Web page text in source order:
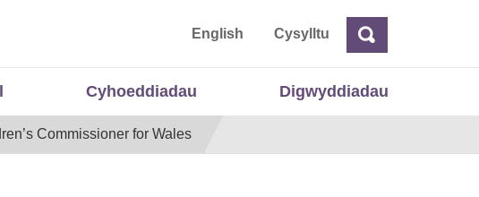
Data Cymru English CysylltuChwilio
Cyhoeddiadau Digwyddiadau
Commissioner for Wales